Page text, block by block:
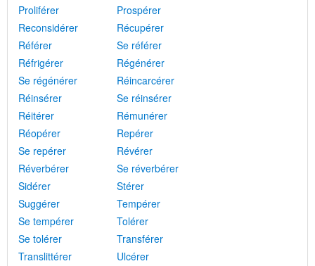
Proliférer
Prospérer
Reconsidérer
Récupérer
Référer
Se référer
Réfrigérer
Régénérer
Se régénérer
Réincarcérer
Réinsérer
Se réinsérer
Réitérer
Rémunérer
Réopérer
Repérer
Se repérer
Révérer
Réverbérer
Se réverbérer
Sidérer
Stérer
Suggérer
Tempérer
Se tempérer
Tolérer
Se tolérer
Transférer
Translittérer
Ulcérer